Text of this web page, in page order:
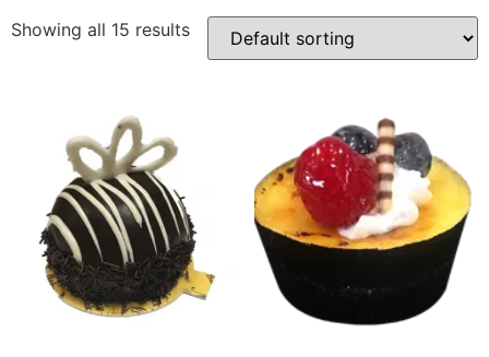
Showing all 15 results